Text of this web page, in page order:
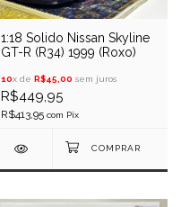
1:18 Solido Nissan Skyline
GT-R (R34) 1999 (Roxo)
10x de R$45,00 sem juros
R$449,95
R$413,95 com Pix